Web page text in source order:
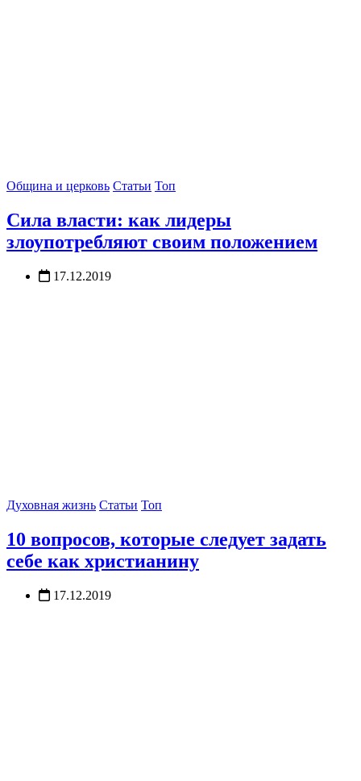
Община и церковь Статьи Топ
Сила власти: как лидеры
злоупотребляют своим положением
17.12.2019
Духовная жизнь Статьи Топ
10 вопросов, которые следует задать
себе как христианину
17.12.2019